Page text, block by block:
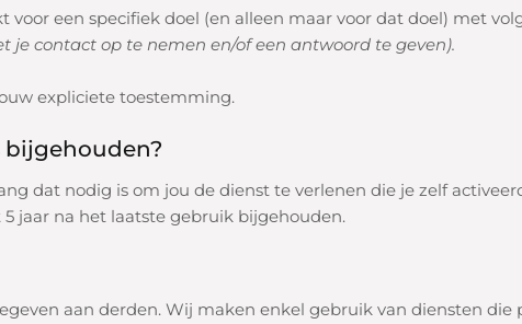
voor een specifiek doel (en alleen maar voor dat doel) met
je contact op te nemen en/of een antwoord te geven).
expliciete toestemming.
bijgehouden?
dat nodig is om jou de dienst te verlenen die je zelf
jaar na het laatste gebruik bijgehouden.
aan derden. Wij maken enkel gebruik van diensten die